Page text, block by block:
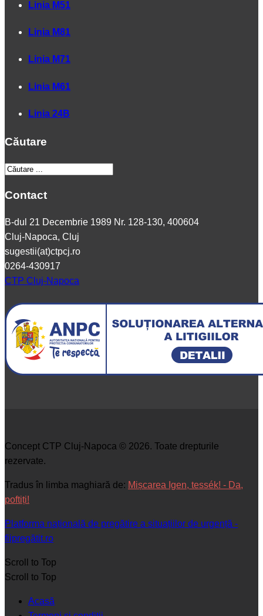
Linia M51
Linia M81
Linia M71
Linia M61
Linia 24B
Căutare
Contact
B-dul 21 Decembrie 1989 Nr. 128-130, 400604
Cluj-Napoca, Cluj
sugestii(at)ctpcj.ro
0264-430917
CTP Cluj-Napoca
Concept CTP Cluj-Napoca © 2026. Toate drepturile
rezervate.
Tradus în limba maghiară de: Mișcarea Igen, tessék! - Da,
poftiți!
Platforma națională de pregătire a situațiilor de urgență -
fiipregătit.ro
Scroll to Top
Scroll to Top
Acasă